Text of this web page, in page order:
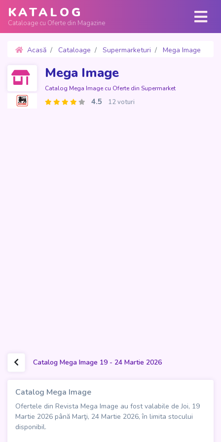
KATALOG
Cataloage cu Oferte din Magazine
Acasă Cataloage Supermarketuri
Mega Image
Mega Image
Catalog Mega Image cu Oferte din Supermarket
4.5 12 voturi
Catalog Mega Image 19 - 24 Martie 2026
Catalog Mega Image
Ofertele din Revista Mega Image au fost valabile de Joi, 19
Martie 2026 până Marţi, 24 Martie 2026, în limita stocului
disponibil.